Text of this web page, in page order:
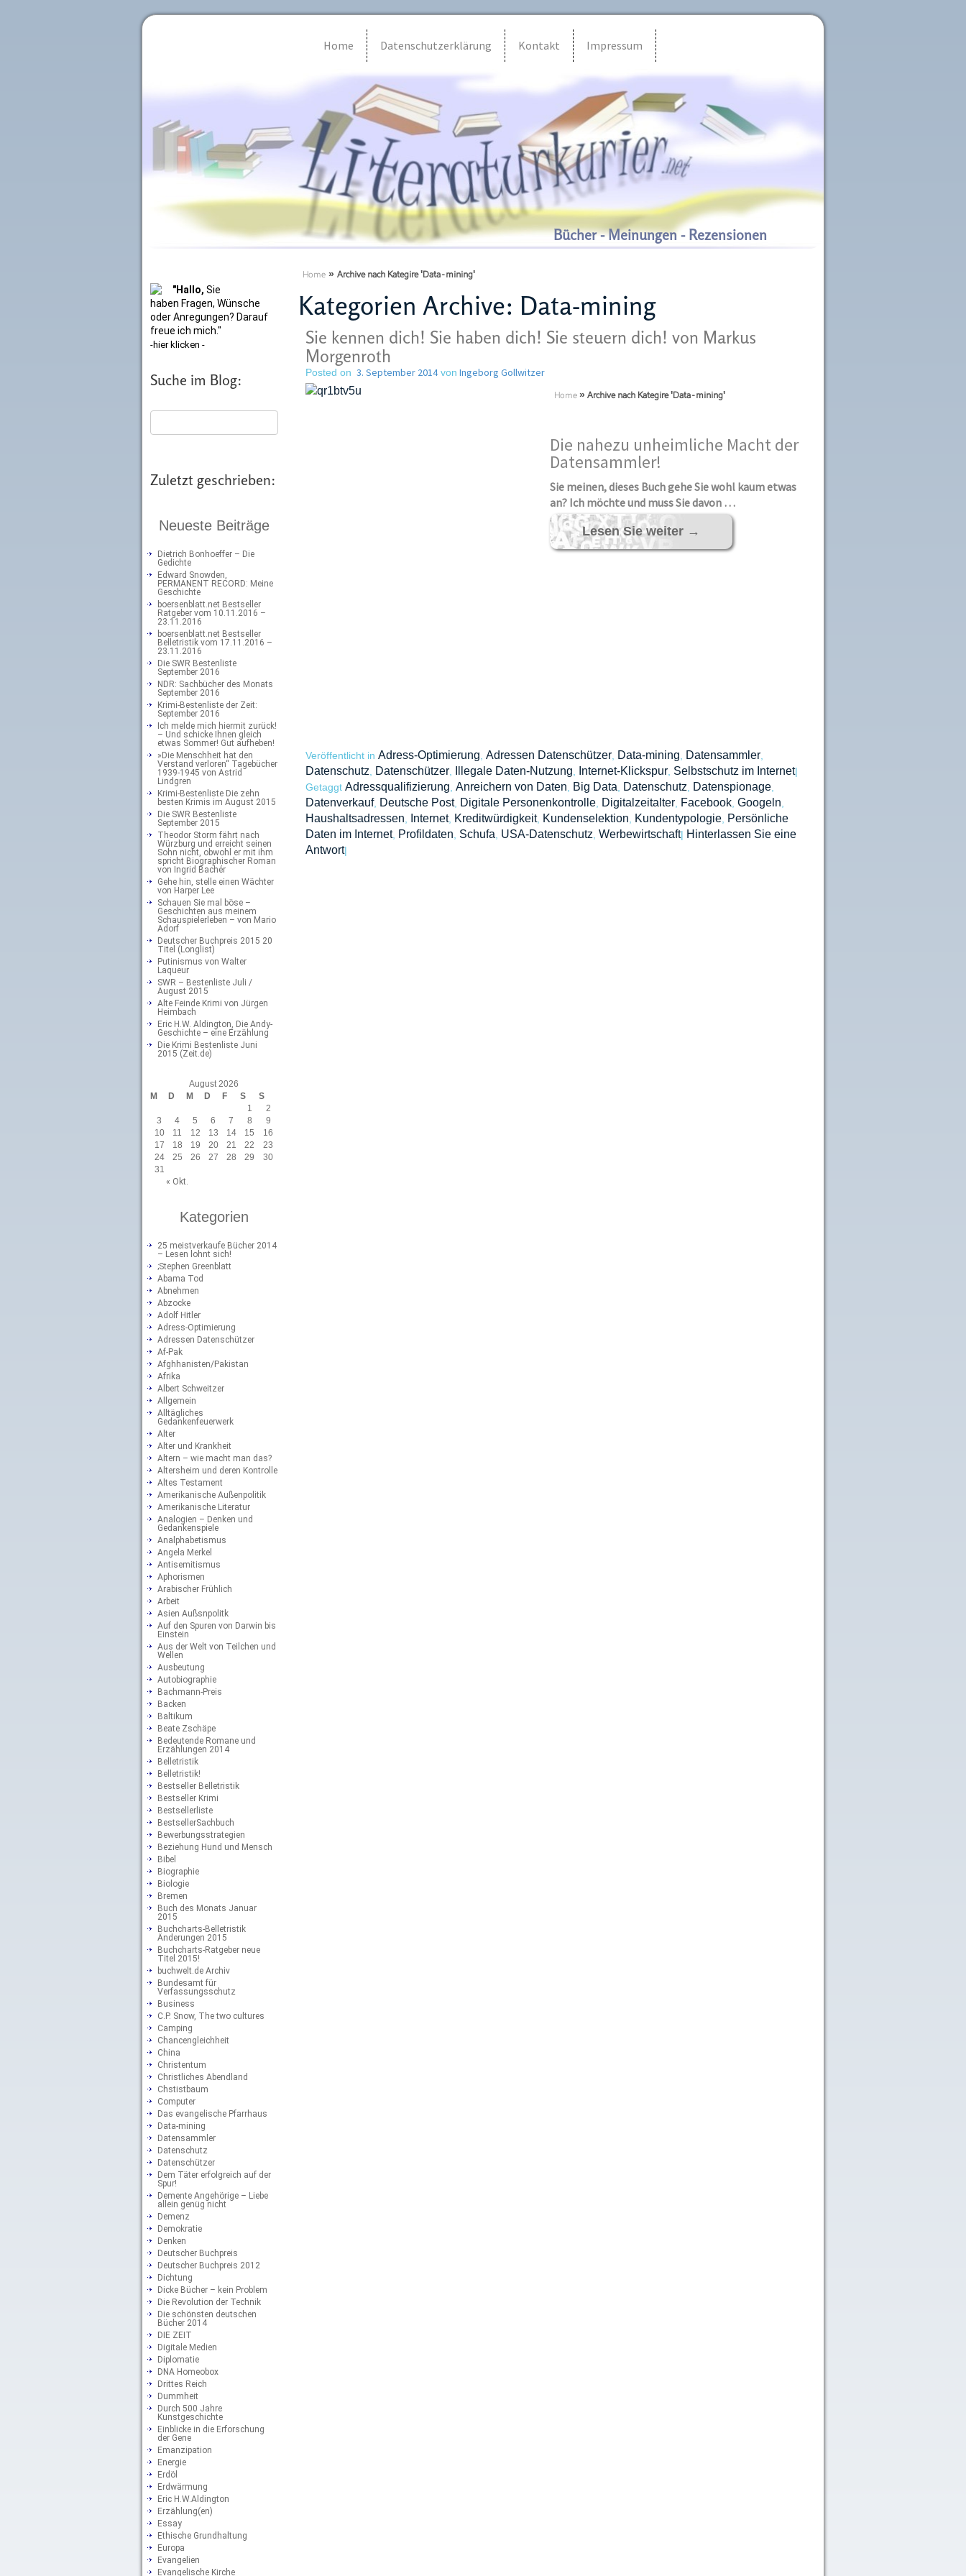
Home Datenschutzerklärung Kontakt Impressum
Bücher - Meinungen - Rezensionen
"Hallo, Sie
haben Fragen, Wünsche
oder Anregungen? Darauf
freue ich mich."
-hier klicken -
Suche im Blog:
Zuletzt geschrieben:
Neueste Beiträge
Dietrich Bonhoeffer – Die
Gedichte
Edward Snowden,
PERMANENT RECORD: Meine
Geschichte
boersenblatt.net Bestseller
Ratgeber vom 10.11.2016 –
23.11.2016
boersenblatt.net Bestseller
Belletristik vom 17.11.2016 –
23.11.2016
Die SWR Bestenliste
September 2016
NDR: Sachbücher des Monats
September 2016
Krimi-Bestenliste der Zeit:
September 2016
Ich melde mich hiermit zurück!
– Und schicke Ihnen gleich
etwas Sommer! Gut aufheben!
»Die Menschheit hat den
Verstand verloren“ Tagebücher
1939-1945 von Astrid
Lindgren
Krimi-Bestenliste Die zehn
besten Krimis im August 2015
Die SWR Bestenliste
September 2015
Theodor Storm fährt nach
Würzburg und erreicht seinen
Sohn nicht, obwohl er mit ihm
spricht Biographischer Roman
von Ingrid Bachér
Gehe hin, stelle einen Wächter
von Harper Lee
Schauen Sie mal böse –
Geschichten aus meinem
Schauspielerleben – von Mario
Adorf
Deutscher Buchpreis 2015 20
Titel (Longlist)
Putinismus von Walter
Laqueur
SWR – Bestenliste Juli /
August 2015
Alte Feinde Krimi von Jürgen
Heimbach
Eric H.W. Aldington, Die Andy-
Geschichte – eine Erzählung
Die Krimi Bestenliste Juni
2015 (Zeit.de)
August 2026
M
D M D F S S
« Okt.
1
2
3
4 5 6 7 8
9
10
11 12 13 14 15
16
17
18 19 20 21 22
23
24
25 26 27 28 29
30
31
Kategorien
25 meistverkaufe Bücher 2014
– Lesen lohnt sich!
;Stephen Greenblatt
Abama Tod
Abnehmen
Abzocke
Adolf Hitler
Adress-Optimierung
Adressen Datenschützer
Af-Pak
Afghhanisten/Pakistan
Afrika
Albert Schweitzer
Allgemein
Alltägliches
Gedankenfeuerwerk
Alter
Alter und Krankheit
Altern – wie macht man das?
Altersheim und deren Kontrolle
Altes Testament
Amerikanische Außenpolitik
Amerikanische Literatur
Analogien – Denken und
Gedankenspiele
Analphabetismus
Angela Merkel
Antisemitismus
Aphorismen
Arabischer Frühlich
Arbeit
Asien Außsnpolitk
Auf den Spuren von Darwin bis
Einstein
Aus der Welt von Teilchen und
Wellen
Ausbeutung
Autobiographie
Bachmann-Preis
Backen
Baltikum
Beate Zschäpe
Bedeutende Romane und
Erzählungen 2014
Belletristik
Belletristik!
Bestseller Belletristik
Bestseller Krimi
Bestsellerliste
BestsellerSachbuch
Bewerbungsstrategien
Beziehung Hund und Mensch
Bibel
Biographie
Biologie
Bremen
Buch des Monats Januar
2015
Buchcharts-Belletristik
Änderungen 2015
Buchcharts-Ratgeber neue
Titel 2015!
buchwelt.de Archiv
Bundesamt für
Verfassungsschutz
Business
C.P. Snow, The two cultures
Camping
Chancengleichheit
China
Christentum
Christliches Abendland
Chstistbaum
Computer
Das evangelische Pfarrhaus
Data-mining
Datensammler
Datenschutz
Datenschützer
Dem Täter erfolgreich auf der
Spur!
Demente Angehörige – Liebe
allein genüg nicht
Demenz
Demokratie
Denken
Deutscher Buchpreis
Deutscher Buchpreis 2012
Dichtung
Dicke Bücher – kein Problem
Die Revolution der Technik
Die schönsten deutschen
Bücher 2014
DIE ZEIT
Digitale Medien
Diplomatie
DNA Homeobox
Drittes Reich
Dummheit
Durch 500 Jahre
Kunstgeschichte
Einblicke in die Erforschung
der Gene
Emanzipation
Energie
Erdöl
Erdwärmung
Eric H.W.Aldington
Erzählung(en)
Essay
Ethische Grundhaltung
Europa
Evangelien
Evangelische Kirche
Home » Archive nach Kategire 'Data-mining'
Kategorien Archive: Data-mining
Sie kennen dich! Sie haben dich! Sie steuern dich! von Markus
Morgenroth
Posted on 3. September 2014von Ingeborg Gollwitzer
Home » Archive nach Kategire 'Data-mining'
Die nahezu unheimliche Macht der
Datensammler!
Sie meinen, dieses Buch gehe Sie wohl kaum etwas
an? Ich möchte und muss Sie davon …
Lesen Sie weiter →
Veröffentlicht in Adress-Optimierung Adressen Datenschützer, Data-mining Datensammler,
Datenschutz Datenschützer, Illegale Daten-Nutzung Internet-Klickspur, Selbstschutz im Internet|
Getaggt Adressqualifizierung Anreichern von Daten Big Data Datenschutz Datenspionage,
Datenverkauf, Deutsche Post, Digitale Personenkontrolle, Digitalzeitalter, Facebook, Googeln
Haushaltsadressen Internet, Kreditwürdigkeit, Kundenselektion Kundentypologie,
Persönliche
Daten im Internet, Profildaten Schufa USA-Datenschutz Werbewirtschaft| Hinterlassen Sie eine
Antwort|